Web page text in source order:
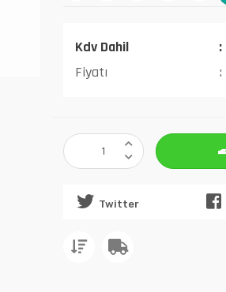
Kdv Dahil
Fiyatı
Twitter